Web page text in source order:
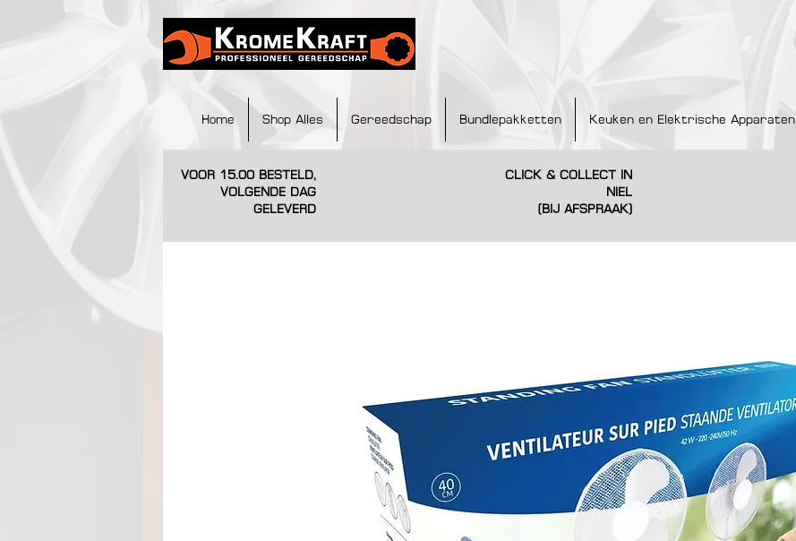
Home Shop Alles Gereedschap Bundlepakketten Keuken en Elektrische Apparaten
VOOR 15.00 BESTELD,
VOLGENDE DAG
GELEVERD
CLICK & COLLECT IN
NIEL
(BIJ AFSPRAAK)